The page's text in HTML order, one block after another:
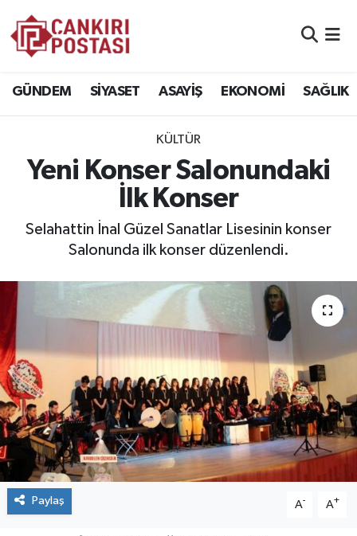
GÜNDEM SİYASET ASAYİŞ EKONOMİ SAĞLIK
KÜLTÜR
Yeni Konser Salonundaki
İlk Konser
Selahattin İnal Güzel Sanatlar Lisesinin konser
Salonunda ilk konser düzenlendi.
Paylaş A- A+
EKONOMİ
SAĞLIK
EĞİTİM
ÇEVRE
İLÇELER
RESMİ İLANLAR
KÜLTÜR
Trafik Durumu
Süper Lig Puan Durumu ve Fikstür
Son Dakika Haberleri